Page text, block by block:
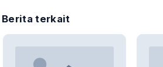
Berita terkait